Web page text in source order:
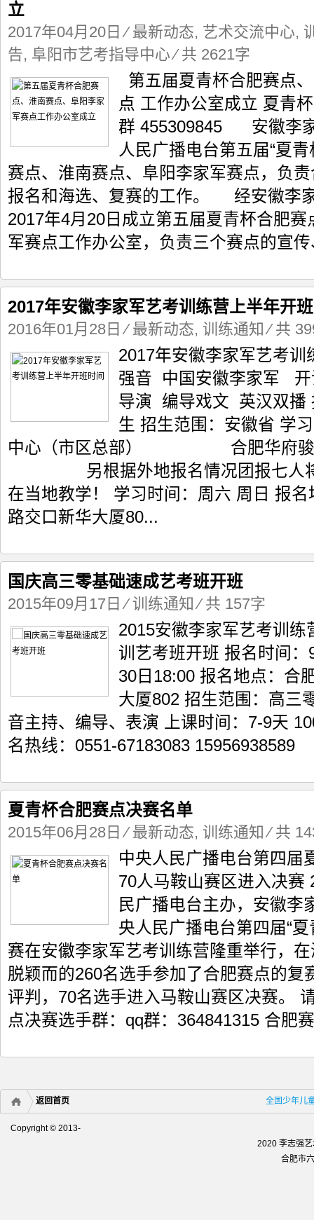
立
2017年04月20日 ⁄最新动态, 艺术交流中心,
告, 阜阳市艺考指导中心⁄ 共 2621字
第五届夏青杯合肥赛点
点 工作办公室成立 夏青
群 455309845 安徽李
人民广播电台第五届“夏
赛点、淮南赛点、阜阳李家军赛点，负
报名和海选、复赛的工作。 经安徽李
2017年4月20日成立第五届夏青杯合肥
军赛点工作办公室，负责三个赛点的宣
2017年安徽李家军艺考训练营上半年开
2016年01月28日 ⁄最新动态, 训练通知⁄ 共
2017年安徽李家军艺考
强音 中国安徽李家军
导演 编导戏文 英汉双播
生 招生范围：安徽省 学
中心（市区总部） 合肥华府骏苑
另根据外地报名情况团报七人将
在当地教学！ 学习时间：周六 周日 报
路交口新华大厦80...
国庆高三零基础速成艺考班开班
2015年09月17日 ⁄训练通知⁄ 共 157字
2015安徽李家军艺考训
训艺考班开班 报名时间
30日18:00 报名地点：合
大厦802 招生范围：高三
音主持、编导、表演 上课时间：7-9天
名热线：0551-67183083 15956938589
夏青杯合肥赛点决赛名单
2015年06月28日 ⁄最新动态, 训练通知⁄ 共
中央人民广播电台第四届
70人马鞍山赛区进入决赛
民广播电台主办，安徽李
央人民广播电台第四届“
赛在安徽李家军艺考训练营隆重举行，
脱颖而的260名选手参加了合肥赛点的复
评判，70名选手进入马鞍山赛区决赛。
点决赛选手群：qq群：364841315 合肥
全国少年儿
返回首页
Copyright © 2013-
2020 李志强
合肥市